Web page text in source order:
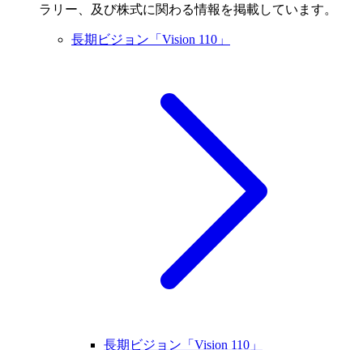
ラリー、及び株式に関わる情報を掲載しています。
長期ビジョン「Vision 110」
長期ビジョン「Vision 110」